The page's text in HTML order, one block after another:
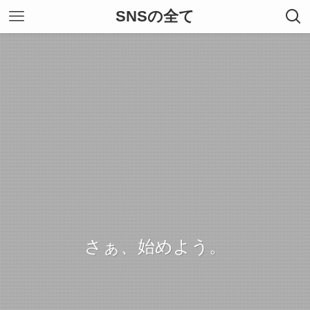
SNSの全て
さぁ、始めよう。